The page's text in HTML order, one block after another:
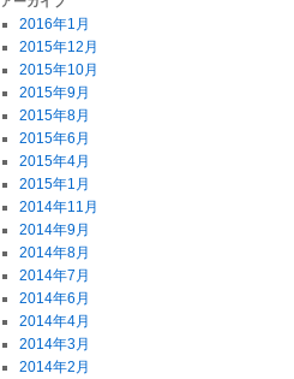
2016年1月
2015年12月
2015年10月
2015年9月
2015年8月
2015年6月
2015年4月
2015年1月
2014年11月
2014年9月
2014年8月
2014年7月
2014年6月
2014年4月
2014年3月
2014年2月